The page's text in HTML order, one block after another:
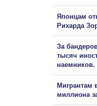
Японцам
Рихарда
За
тысяч
наемников.
Мигрантам
миллиона